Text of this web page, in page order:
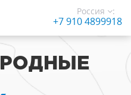
Россия
+7 910 4899918
: